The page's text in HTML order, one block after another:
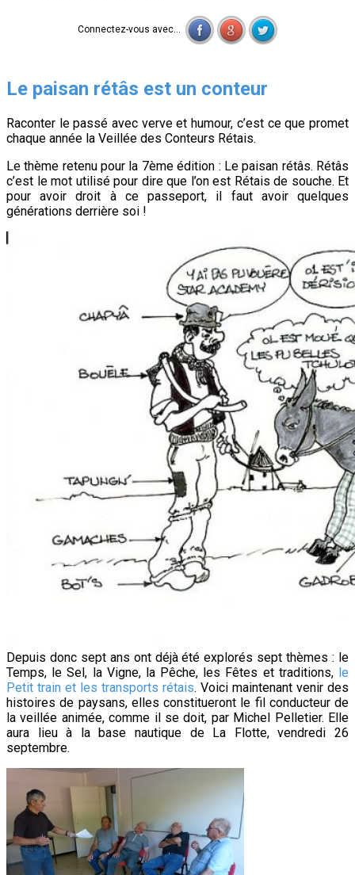
Connectez-vous avec...
Le paisan rétâs est un conteur
Raconter le passé avec verve et humour, c’est ce que promet
chaque année la Veillée des Conteurs Rétais.
Le thème retenu pour la 7ème édition : Le paisan rétâs. Rétâs
c’est le mot utilisé pour dire que l’on est Rétais de souche. Et
pour avoir droit à ce passeport, il faut avoir quelques
générations derrière soi !
Depuis donc sept ans ont déjà été explorés sept thèmes : le
Temps, le Sel, la Vigne, la Pêche, les Fêtes et traditions,le
Petit train et les transports rétais. Voici maintenant venir des
histoires de paysans, elles constitueront le fil conducteur de
la veillée animée, comme il se doit, par Michel Pelletier. Elle
aura lieu à la base nautique de La Flotte, vendredi 26
septembre.